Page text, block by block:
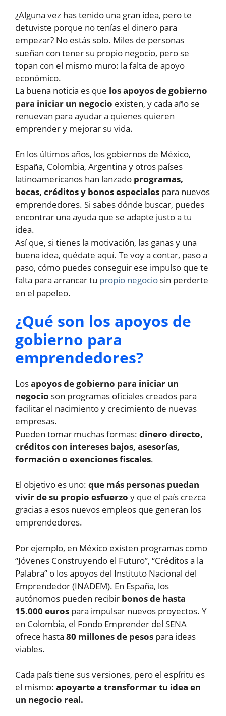
¿Alguna vez has tenido una gran idea, pero te
detuviste porque no tenías el dinero para
empezar? No estás solo. Miles de personas
sueñan con tener su propio negocio, pero se
topan con el mismo muro: la falta de apoyo
económico.
La buena noticia es que los apoyos de gobierno
para iniciar un negocio existen, y cada año se
renuevan para ayudar a quienes quieren
emprender y mejorar su vida.
En los últimos años, los gobiernos de México,
España, Colombia, Argentina y otros países
latinoamericanos han lanzado programas,
becas, créditos y bonos especiales para nuevos
emprendedores. Si sabes dónde buscar, puedes
encontrar una ayuda que se adapte justo a tu
idea.
Así que, si tienes la motivación, las ganas y una
buena idea, quédate aquí. Te voy a contar, paso a
paso, cómo puedes conseguir ese impulso que te
falta para arrancar tu propio negocio sin perderte
en el papeleo.
¿Qué son los apoyos de
gobierno para
emprendedores?
Losapoyos de gobierno para iniciar un
negocio son programas oficiales creados para
facilitar el nacimiento y crecimiento de nuevas
empresas.
Pueden tomar muchas formas: dinero directo,
créditos con intereses bajos, asesorías,
formación o exenciones fiscales.
El objetivo es uno: que más personas puedan
vivir de su propio esfuerzo y que el país crezca
gracias a esos nuevos empleos que generan los
emprendedores.
Por ejemplo, en México existen programas como
“Jóvenes Construyendo el Futuro”, “Créditos a la
Palabra” o los apoyos del Instituto Nacional del
Emprendedor (INADEM). En España, los
autónomos pueden recibir bonos de hasta
15.000 euros para impulsar nuevos proyectos. Y
en Colombia, el Fondo Emprender del SENA
ofrece hasta 80 millones de pesos para ideas
viables.
Cada país tiene sus versiones, pero el espíritu es
el mismo: apoyarte a transformar tu idea en
un negocio real.